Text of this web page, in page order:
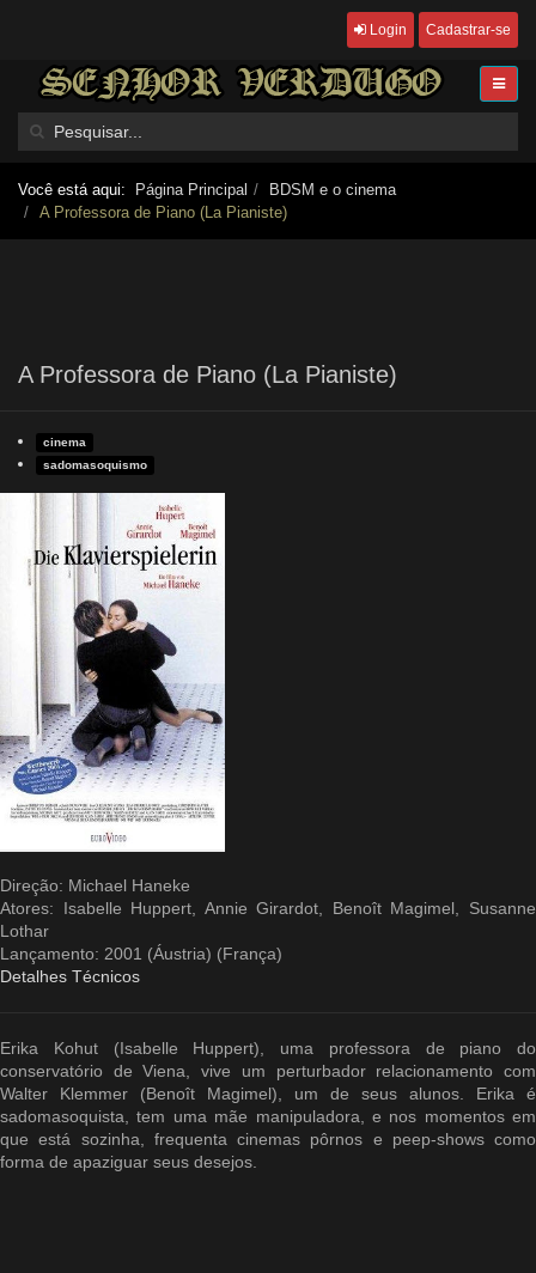
Login Cadastrar-se
Você está aqui: Página Principal
BDSM e o cinema
A Professora de Piano (La Pianiste)
A Professora de Piano (La Pianiste)
cinema
sadomasoquismo
Direção: Michael Haneke
Atores: Isabelle Huppert, Annie Girardot, Benoît Magimel, Susanne
Lothar
Lançamento: 2001 (Áustria) (França)
Detalhes Técnicos
Erika Kohut (Isabelle Huppert), uma professora de piano do
conservatório de Viena, vive um perturbador relacionamento com
Walter Klemmer (Benoît Magimel), um de seus alunos. Erika é
sadomasoquista, tem uma mãe manipuladora, e nos momentos em
que está sozinha, frequenta cinemas pôrnos e peep-shows como
forma de apaziguar seus desejos.